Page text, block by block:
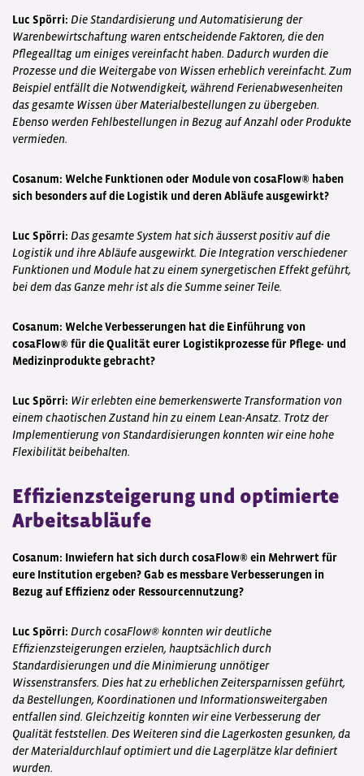
Luc Spörri: Die Standardisierung und Automatisierung der
Warenbewirtschaftung waren entscheidende Faktoren, die den
Pflegealltag um einiges vereinfacht haben. Dadurch wurden die
Prozesse und die Weitergabe von Wissen erheblich vereinfacht. Zum
Beispiel entfällt die Notwendigkeit, während Ferienabwesenheiten
das gesamte Wissen über Materialbestellungen zu übergeben.
Ebenso werden Fehlbestellungen in Bezug auf Anzahl oder Produkte
vermieden.
Cosanum: Welche Funktionen oder Module von cosaFlow® haben
sich besonders auf die Logistik und deren Abläufe ausgewirkt?
Luc Spörri: Das gesamte System hat sich äusserst positiv auf die
Logistik und ihre Abläufe ausgewirkt. Die Integration verschiedener
Funktionen und Module hat zu einem synergetischen Effekt geführt,
bei dem das Ganze mehr ist als die Summe seiner Teile.
Cosanum: Welche Verbesserungen hat die Einführung von
cosaFlow® für die Qualität eurer Logistikprozesse für Pflege- und
Medizinprodukte gebracht?
Luc Spörri: Wir erlebten eine bemerkenswerte Transformation von
einem chaotischen Zustand hin zu einem Lean-Ansatz. Trotz der
Implementierung von Standardisierungen konnten wir eine hohe
Flexibilität beibehalten.
Effizienzsteigerung und optimierte
Arbeitsabläufe
Cosanum: Inwiefern hat sich durch cosaFlow® ein Mehrwert für
eure Institution ergeben? Gab es messbare Verbesserungen in
Bezug auf Effizienz oder Ressourcennutzung?
Luc Spörri: Durch cosaFlow® konnten wir deutliche
Effizienzsteigerungen erzielen, hauptsächlich durch
Standardisierungen und die Minimierung unnötiger
Wissenstransfers. Dies hat zu erheblichen Zeitersparnissen geführt,
da Bestellungen, Koordinationen und Informationsweitergaben
entfallen sind. Gleichzeitig konnten wir eine Verbesserung der
Qualität feststellen. Des Weiteren sind die Lagerkosten gesunken, da
der Materialdurchlauf optimiert und die Lagerplätze klar definiert
wurden.